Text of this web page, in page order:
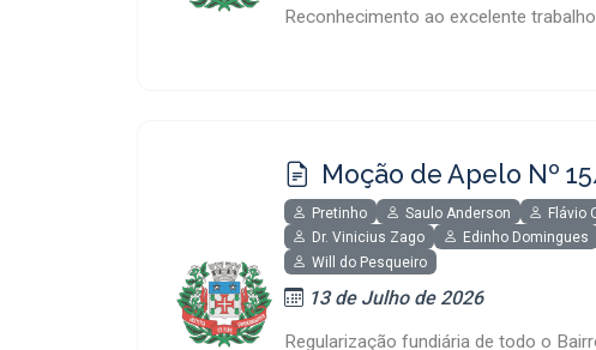
Reconhecimento ao excelente
Moção de Apelo Nº
Pretinho Saulo Anderson Flávio
Dr. Vinicius Zago
Edinho Domingues
Will do Pesqueiro
13 de Julho de 2026
Regularização fundiária de todo o